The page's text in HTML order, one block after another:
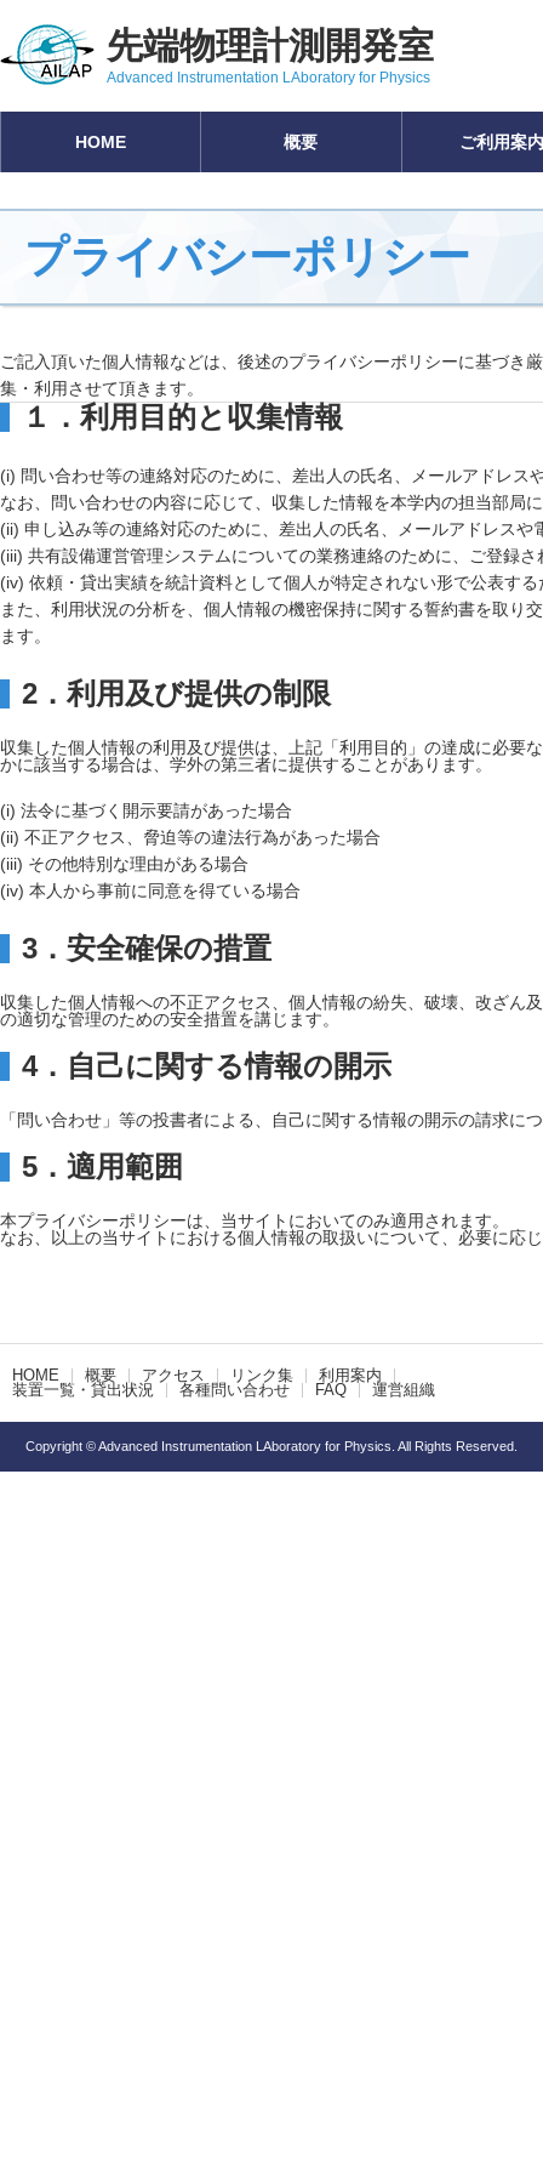
先端物理計測開発室
Advanced Instrumentation LAboratory for Physics
HOME 概要 ご利用案
プライバシーポリシー
ご記入頂いた個人情報などは、後述のプライバシーポリシーに基づき
集・利用させて頂きます。
１．利用目的と収集情報
(i) 問い合わせ等の連絡対応のために、差出人の氏名、メールアドレス
なお、問い合わせの内容に応じて、収集した情報を本学内の担当部局
(ii) 申し込み等の連絡対応のために、差出人の氏名、メールアドレスや
(iii) 共有設備運営管理システムについての業務連絡のために、ご登録
(iv) 依頼・貸出実績を統計資料として個人が特定されない形で公表す
また、利用状況の分析を、個人情報の機密保持に関する誓約書を取り
ます。
2．利用及び提供の制限
収集した個人情報の利用及び提供は、上記「利用目的」の達成に必要
かに該当する場合は、学外の第三者に提供することがあります。
(i) 法令に基づく開示要請があった場合
(ii) 不正アクセス、脅迫等の違法行為があった場合
(iii) その他特別な理由がある場合
(iv) 本人から事前に同意を得ている場合
3．安全確保の措置
収集した個人情報への不正アクセス、個人情報の紛失、破壊、改ざん
の適切な管理のための安全措置を講じます。
4．自己に関する情報の開示
「問い合わせ」等の投書者による、自己に関する情報の開示の請求に
5．適用範囲
本プライバシーポリシーは、当サイトにおいてのみ適用されます。
なお、以上の当サイトにおける個人情報の取扱いについて、必要に応
HOME 概要 アクセス リンク集
利用案内
装置一覧・貸出状況
各種問い合わせ FAQ 運営組織
Copyright © Advanced Instrumentation LAboratory for Physics. All Rights Reserved.